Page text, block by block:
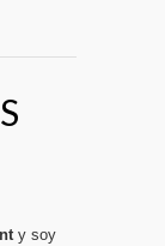
y soy